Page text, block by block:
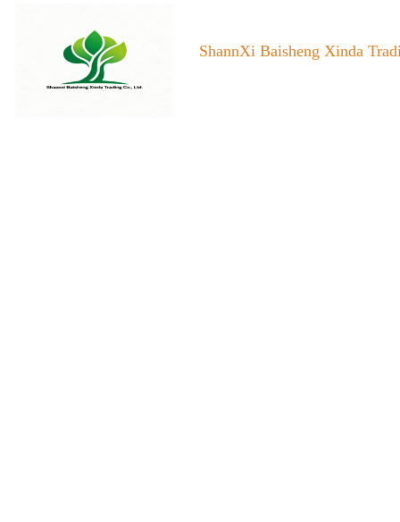
ShannXi Baisheng Xinda